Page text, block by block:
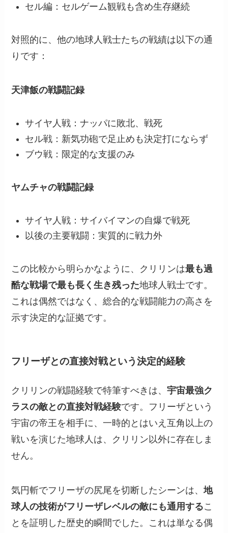
セル編：セルゲーム観戦も含め生存継続
対照的に、他の地球人戦士たちの戦績は以下の通
りです：
天津飯の戦闘記録
サイヤ人戦：ナッパに敗北、戦死
セル戦：新気功砲で足止めも決定打にならず
ブウ戦：限定的な支援のみ
ヤムチャの戦闘記録
サイヤ人戦：サイバイマンの自爆で戦死
以後の主要戦闘：実質的に戦力外
この比較から明らかなように、クリリンは最も過
酷な戦場で最も長く生き残った地球人戦士です。
これは偶然ではなく、総合的な戦闘能力の高さを
示す決定的な証拠です。
フリーザとの直接対戦という決定的経験
クリリンの戦闘経験で特筆すべきは、宇宙最強ク
ラスの敵との直接対戦経験です。フリーザという
宇宙の帝王を相手に、一時的とはいえ互角以上の
戦いを演じた地球人は、クリリン以外に存在しま
せん。
気円斬でフリーザの尻尾を切断したシーンは、地
球人の技術がフリーザレベルの敵にも通用するこ
とを証明した歴史的瞬間でした。これは単なる偶